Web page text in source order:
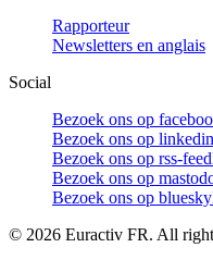
Rapporteur
Newsletters en anglais
Social
Bezoek ons op
Bezoek ons op linkedin
Bezoek ons op rss-feed
Bezoek ons op
Bezoek ons op bluesky
© 2026 Euractiv FR. All